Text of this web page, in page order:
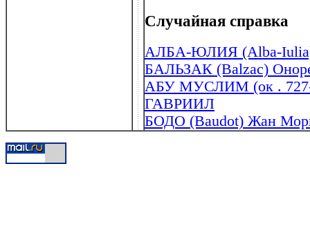
Случайная справка
АЛБА-ЮЛИЯ (Alba-
БАЛЬЗАК (Balzac)
АБУ МУСЛИМ (ок .
ГАВРИИЛ
БОДО (Baudot) Жан